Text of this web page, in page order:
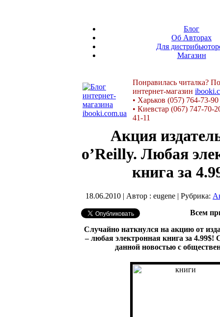
Блог
Об Авторах
Для
Магазин
Понравилась читалка?
интернет-магазин
• Харьков (057) 764-73-90
• Киевстар (067) 747-70-
41-11
Акция
o’Reilly. Любая
книга за
18.06.2010 | Автор : eugene | Рубрика:
Всем
Случайно наткнулся на акцию от
– любая электронная книга за 4.99$!
данной новостью с